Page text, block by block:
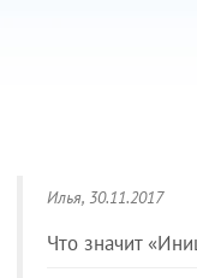
Илья, 30.11.2017
Что значит